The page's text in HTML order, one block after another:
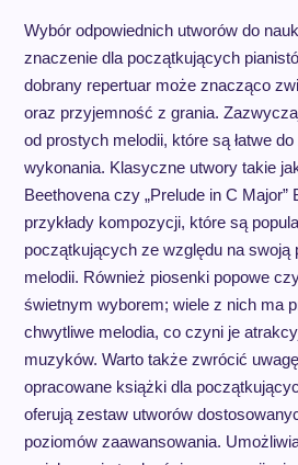
Wybór odpowiednich utworów do
znaczenie dla początkujących
dobrany repertuar może znacząco
oraz przyjemność z grania.
od prostych melodii, które są łatwe
wykonania. Klasyczne utwory takie
Beethovena czy „Prelude in C Major”
przykłady kompozycji, które są
początkujących ze względu na swoją
melodii. Również piosenki popowe
świetnym wyborem; wiele z nich ma
chwytliwe melodia, co czyni je
muzyków. Warto także zwrócić
opracowane książki dla
oferują zestaw utworów
poziomów zaawansowania.